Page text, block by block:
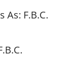
As: F.B.C.